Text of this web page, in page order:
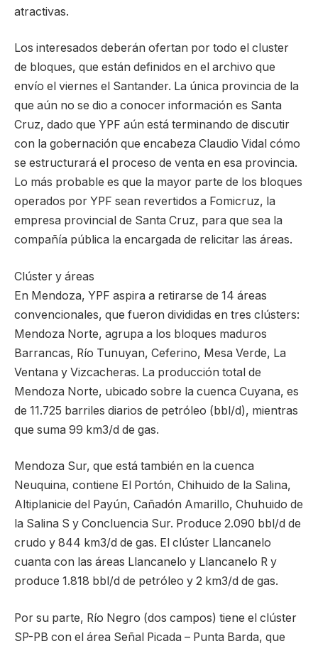
atractivas.
Los interesados deberán ofertan por todo el cluster
de bloques, que están definidos en el archivo que
envío el viernes el Santander. La única provincia de la
que aún no se dio a conocer información es Santa
Cruz, dado que YPF aún está terminando de discutir
con la gobernación que encabeza Claudio Vidal cómo
se estructurará el proceso de venta en esa provincia.
Lo más probable es que la mayor parte de los bloques
operados por YPF sean revertidos a Fomicruz, la
empresa provincial de Santa Cruz, para que sea la
compañía pública la encargada de relicitar las áreas.
Clúster y áreas
En Mendoza, YPF aspira a retirarse de 14 áreas
convencionales, que fueron divididas en tres clústers:
Mendoza Norte, agrupa a los bloques maduros
Barrancas, Río Tunuyan, Ceferino, Mesa Verde, La
Ventana y Vizcacheras. La producción total de
Mendoza Norte, ubicado sobre la cuenca Cuyana, es
de 11.725 barriles diarios de petróleo (bbl/d), mientras
que suma 99 km3/d de gas.
Mendoza Sur, que está también en la cuenca
Neuquina, contiene El Portón, Chihuido de la Salina,
Altiplanicie del Payún, Cañadón Amarillo, Chuhuido de
la Salina S y Concluencia Sur. Produce 2.090 bbl/d de
crudo y 844 km3/d de gas. El clúster Llancanelo
cuanta con las áreas Llancanelo y Llancanelo R y
produce 1.818 bbl/d de petróleo y 2 km3/d de gas.
Por su parte, Río Negro (dos campos) tiene el clúster
SP-PB con el área Señal Picada – Punta Barda, que